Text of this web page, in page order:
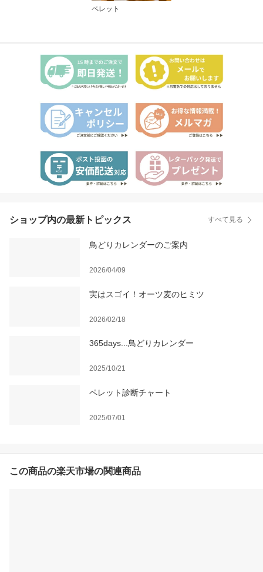
ペレット
ショップ内の最新トピックス すべて見る
鳥どりカレンダーのご案内
2026/04/09
実はスゴイ！オーツ麦のヒミツ
2026/02/18
365days...鳥どりカレンダー
2025/10/21
ペレット診断チャート
2025/07/01
この商品の楽天市場の関連商品